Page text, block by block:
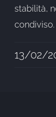
stabilità,
condiviso.
13/02/